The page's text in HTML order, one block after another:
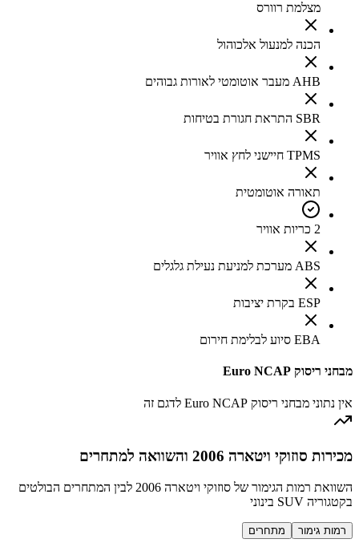
מצלמת רוורס
הכנה למנעול אלכוהול
AHB מעבר אוטומטי לאורות גבוהים
SBR התראת חגורת בטיחות
TPMS חיישני לחץ אוויר
תאורה אוטומטית
2 כריות אוויר
ABS מערכת למניעת נעילת גלגלים
ESP בקרת יציבות
EBA סיוע לבלימת חירום
מבחני ריסוק Euro NCAP
אין נתוני מבחני ריסוק Euro NCAP לדגם זה
מכירות סוזוקי ויטארה 2006 והשוואה למתחרים
השוואת רמות הגימור של סוזוקי ויטארה 2006 לבין המתחרים הבולטים
בקטגוריה SUV בינוני
רמות גימור מתחרים